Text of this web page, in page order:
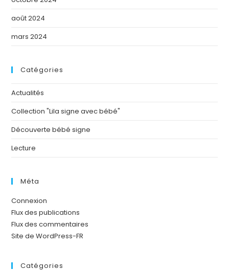
août 2024
mars 2024
Catégories
Actualités
Collection "Lila signe avec bébé"
Découverte bébé signe
Lecture
Méta
Connexion
Flux des publications
Flux des commentaires
Site de WordPress-FR
Catégories